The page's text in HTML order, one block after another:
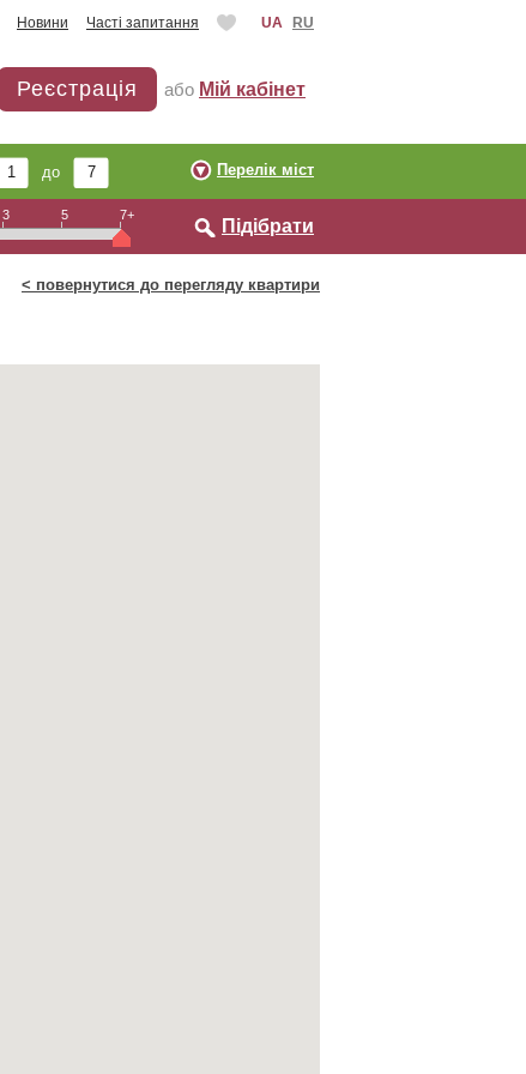
Новини Часті запитання UA RU
Реєстрація або Мій кабінет
до Перелік міст
3 5 7+
Підібрати
< повернутися до перегляду квартири